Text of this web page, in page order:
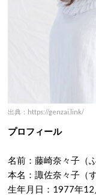
出典：https://genzai.link/
プロフィール
名前：藤崎奈々子（
本名：諏佐奈々子（
生年月日：1977年12